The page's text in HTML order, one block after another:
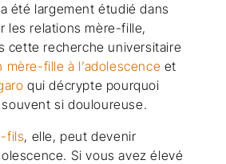
été largement étudié dans
les relations mère-fille,
cette recherche universitaire
mère-fille à l’adolescence et
qui décrypte pourquoi
si douloureuse.
fils, elle, peut devenir
Si vous avez élevé